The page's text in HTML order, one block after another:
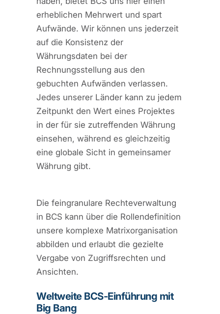
erheblichen Mehrwert und spart
Aufwände. Wir können uns jederzeit
auf die Konsistenz der
Währungsdaten bei der
Rechnungsstellung aus den
gebuchten Aufwänden verlassen.
Jedes unserer Länder kann zu jedem
Zeitpunkt den Wert eines Projektes
in der für sie zutreffenden Währung
einsehen, während es gleichzeitig
eine globale Sicht in gemeinsamer
Währung gibt.
Die feingranulare Rechteverwaltung
in BCS kann über die Rollendefinition
unsere komplexe Matrixorganisation
abbilden und erlaubt die gezielte
Vergabe von Zugriffsrechten und
Ansichten.
Weltweite BCS-Einführung mit
Big Bang